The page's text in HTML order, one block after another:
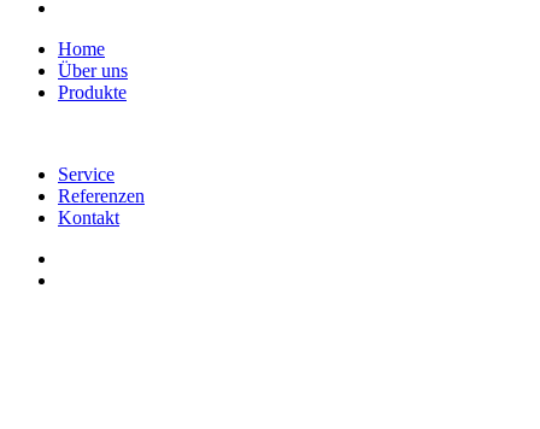
Home
Über uns
Produkte
Service
Referenzen
Kontakt